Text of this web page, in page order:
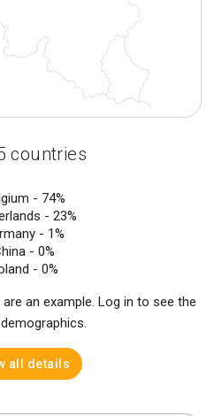
countries
- 74%
- 23%
- 1%
- 0%
- 0%
an example. Log in to see the
all details